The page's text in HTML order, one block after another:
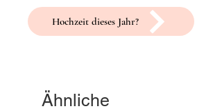
Hochzeit dieses Jahr?
Ähnliche